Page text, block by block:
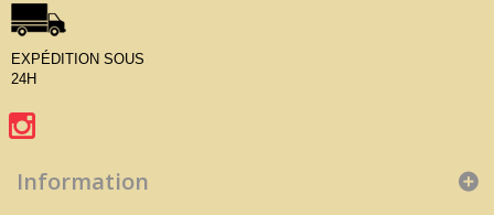
EXPÉDITION SOUS
24H
Information